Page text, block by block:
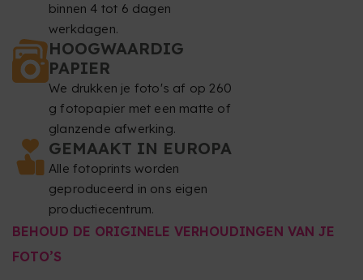
binnen 4 tot 6 dagen
werkdagen.
HOOGWAARDIG
PAPIER
We drukken je foto's af op 260
g fotopapier met een matte of
glanzende afwerking.
GEMAAKT IN EUROPA
Alle fotoprints worden
geproduceerd in ons eigen
productiecentrum.
BEHOUD DE ORIGINELE VERHOUDINGEN VAN JE
FOTO’S